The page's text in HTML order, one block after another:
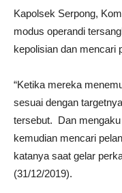
Kapolsek Serpong,
modus operandi
kepolisian dan mencari
“Ketika mereka
sesuai dengan
tersebut. Dan
kemudian mencari
katanya saat gelar
(31/12/2019).